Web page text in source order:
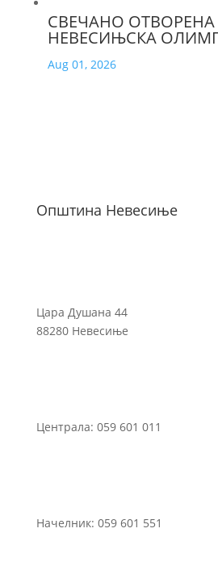
СВЕЧАНО ОТВОРЕНА
НЕВЕСИЊСКА
Aug 01, 2026
Општина Невесиње
Цара Душана 44
88280 Невесиње
Централа: 059 601 011
Начелник: 059 601 551